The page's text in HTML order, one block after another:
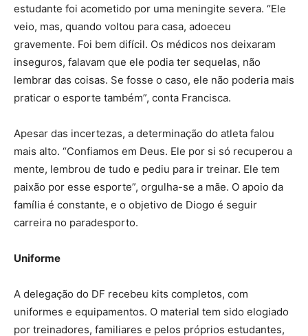
estudante foi acometido por uma meningite severa. “Ele
veio, mas, quando voltou para casa, adoeceu
gravemente. Foi bem difícil. Os médicos nos deixaram
inseguros, falavam que ele podia ter sequelas, não
lembrar das coisas. Se fosse o caso, ele não poderia mais
praticar o esporte também”, conta Francisca.
Apesar das incertezas, a determinação do atleta falou
mais alto. “Confiamos em Deus. Ele por si só recuperou a
mente, lembrou de tudo e pediu para ir treinar. Ele tem
paixão por esse esporte”, orgulha-se a mãe. O apoio da
família é constante, e o objetivo de Diogo é seguir
carreira no paradesporto.
Uniforme
A delegação do DF recebeu kits completos, com
uniformes e equipamentos. O material tem sido elogiado
por treinadores, familiares e pelos próprios estudantes,